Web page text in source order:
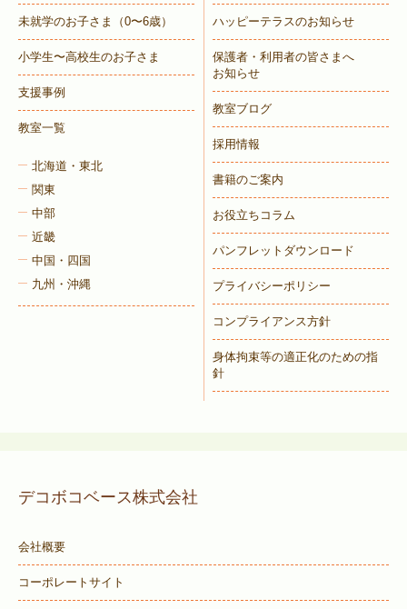
未就学のお子さま （0〜6歳）
小学生〜高校生のお子さま
支援事例
教室一覧
北海道・東北
関東
中部
近畿
中国・四国
九州・沖縄
ハッピーテラスのお知らせ
保護者・利用者の皆さまへ
お知らせ
教室ブログ
採用情報
書籍のご案内
お役立ちコラム
パンフレットダウンロード
プライバシーポリシー
コンプライアンス方針
身体拘束等の適正化のための指
針
デコボコベース株式会社
会社概要
コーポレートサイト